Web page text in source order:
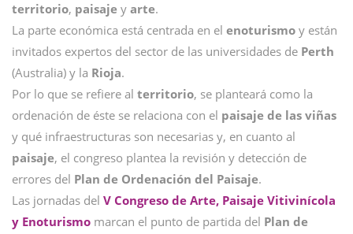
territorio, paisaje y arte.
La parte económica está centrada en el enoturismo y están
invitados expertos del sector de las universidades de Perth
(Australia) y la Rioja.
Por lo que se refiere al territorio, se planteará como la
ordenación de éste se relaciona con el paisaje de las viñas
y qué infraestructuras son necesarias y, en cuanto al
paisaje, el congreso plantea la revisión y detección de
errores del Plan de Ordenación del Paisaje.
Las jornadas del V Congreso de Arte, Paisaje Vitivinícola
y Enoturismo marcan el punto de partida del Plan de